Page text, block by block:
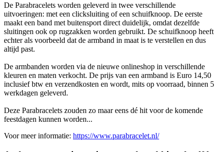
De Parabracelets worden geleverd in twee verschillende
uitvoeringen: met een clicksluiting of een schuifknoop. De eerste
maakt een band met buitensport direct duidelijk, omdat dezelfde
sluitingen ook op rugzakken worden gebruikt. De schuifknoop heeft
echter als voorbeeld dat de armband in maat is te verstellen en dus
altijd past.
De armbanden worden via de nieuwe onlineshop in verschillende
kleuren en maten verkocht. De prijs van een armband is Euro 14,50
inclusief btw en verzendkosten en wordt, mits op voorraad, binnen 5
werkdagen geleverd.
Deze Parabracelets zouden zo maar eens dé hit voor de komende
feestdagen kunnen worden...
Voor meer informatie: https://www.parabracelet.nl/